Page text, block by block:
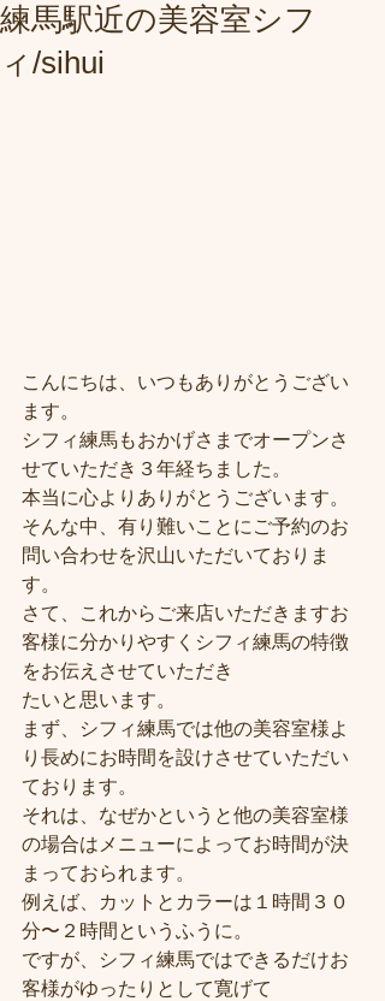
練馬駅近の美容室シフ
ィ/sihui
こんにちは、いつもありがとうござい
ます。
シフィ練馬もおかげさまでオープンさ
せていただき３年経ちました。
本当に心よりありがとうございます。
そんな中、有り難いことにご予約のお
問い合わせを沢山いただいておりま
す。
さて、これからご来店いただきますお
客様に分かりやすくシフィ練馬の特徴
をお伝えさせていただき
たいと思います。
まず、シフィ練馬では他の美容室様よ
り長めにお時間を設けさせていただい
ております。
それは、なぜかというと他の美容室様
の場合はメニューによってお時間が決
まっておられます。
例えば、カットとカラーは１時間３０
分〜２時間というふうに。
ですが、シフィ練馬ではできるだけお
客様がゆったりとして寛げて